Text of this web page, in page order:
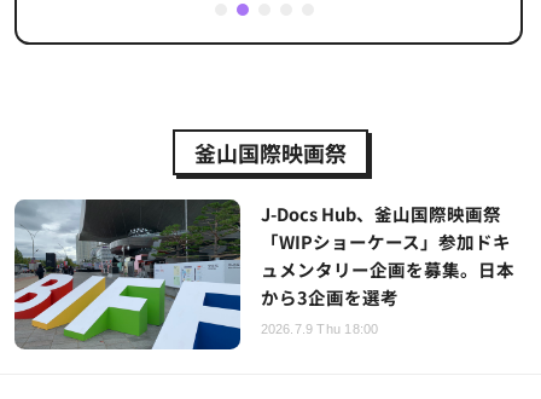
2
釜山国際映画祭
J-Docs Hub、釜山国際映画祭
「WIPショーケース」参加ドキ
ュメンタリー企画を募集。日本
から3企画を選考
2026.7.9 Thu 18:00